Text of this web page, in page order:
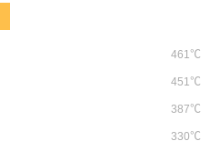
461℃
451℃
387℃
330℃